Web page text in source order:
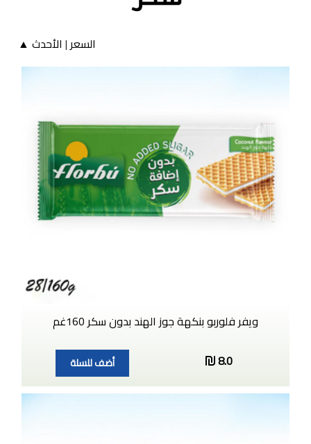
السعر | الأحدث ▲
ويفر فلوربو بنكهة جوز الهند بدون سكر 160غم
8.0
أضف للسلة